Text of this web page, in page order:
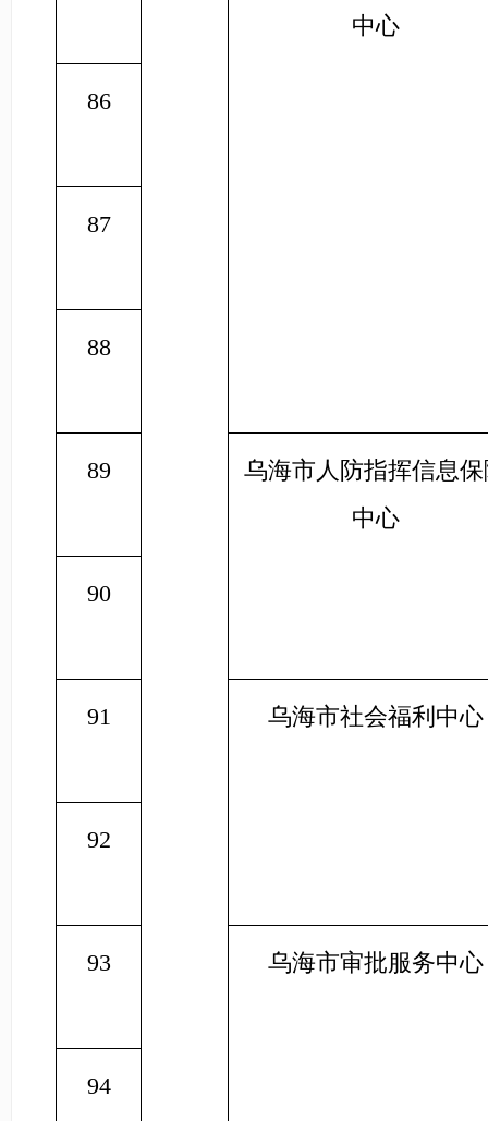
中心
86
87
88
89
乌海市人防指挥信息
中心
90
91 乌海市社会福利中心
92
93 乌海市审批服务中心
94